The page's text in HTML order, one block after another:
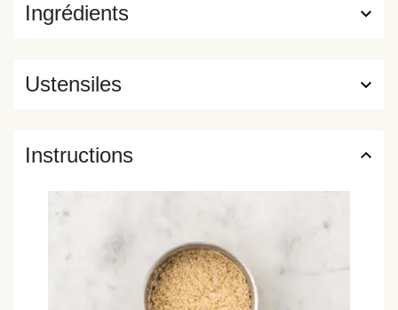
Ingrédients
Ustensiles
Instructions